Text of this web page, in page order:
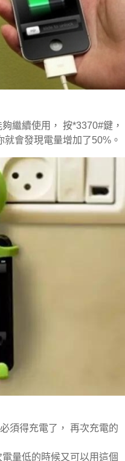
繼續使用， 按*3370#鍵，
會發現電量增加了50%。
須得充電了， 再次充電的
量低的時候又可以用這個